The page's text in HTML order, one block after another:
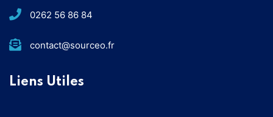
0262 56 86 84
contact@sourceo.fr
Liens Utiles